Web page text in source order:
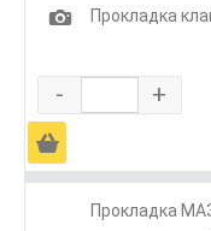
1
Прокладка
- +
Ä
Прокладка